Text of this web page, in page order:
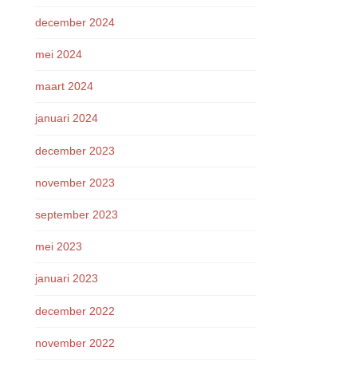
december 2024
mei 2024
maart 2024
januari 2024
december 2023
november 2023
september 2023
mei 2023
januari 2023
december 2022
november 2022